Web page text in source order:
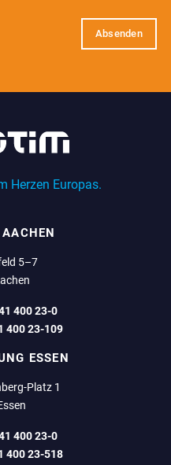
Herzen Europas.
5–7
400 23-0
400 23-109
ESSEN
Platz 1
400 23-0
400 23-518